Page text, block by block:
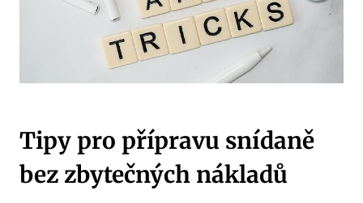
Tipy pro přípravu snídaně
bez zbytečných nákladů